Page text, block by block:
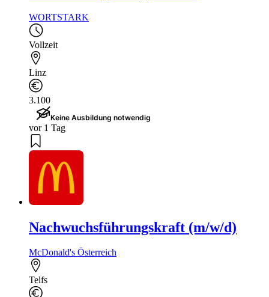
WORTSTARK
Vollzeit
Linz
3.100
Keine Ausbildung notwendig
vor 1 Tag
Nachwuchsführungskraft (m/w/d)
McDonald's Österreich
Telfs